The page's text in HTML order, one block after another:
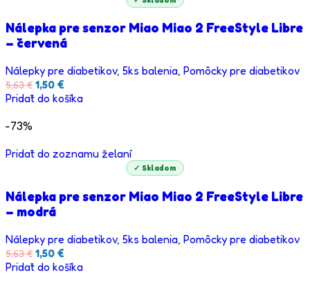
Nálepka pre senzor Miao Miao 2 FreeStyle Libre
– červená
Nálepky pre diabetikov, 5ks balenia, Pomôcky pre diabetikov
5,63€ Pôvodná
cena
1,50 €
cena
Pridať do košíka
-73%
Pridať do zoznamu želaní
✓ Skladom
Nálepka pre senzor Miao Miao 2 FreeStyle Libre
– modrá
Nálepky pre diabetikov, 5ks balenia Pomôcky pre diabetikov
5,63€ Pôvodná
cena
1,50 €
cena
Pridať do košíka